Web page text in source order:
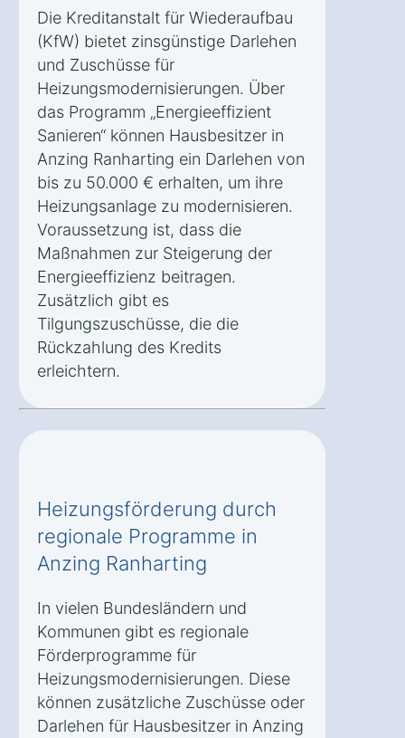
Die Kreditanstalt für Wiederaufbau
(KfW) bietet zinsgünstige Darlehen
und Zuschüsse für
Heizungsmodernisierungen. Über
das Programm „Energieeffizient
Sanieren“ können Hausbesitzer in
Anzing Ranharting ein Darlehen von
bis zu 50.000 € erhalten, um ihre
Heizungsanlage zu modernisieren.
Voraussetzung ist, dass die
Maßnahmen zur Steigerung der
Energieeffizienz beitragen.
Zusätzlich gibt es
Tilgungszuschüsse, die die
Rückzahlung des Kredits
erleichtern.
Heizungsförderung durch
regionale Programme in
Anzing Ranharting
In vielen Bundesländern und
Kommunen gibt es regionale
Förderprogramme für
Heizungsmodernisierungen. Diese
können zusätzliche Zuschüsse oder
Darlehen für Hausbesitzer in Anzing